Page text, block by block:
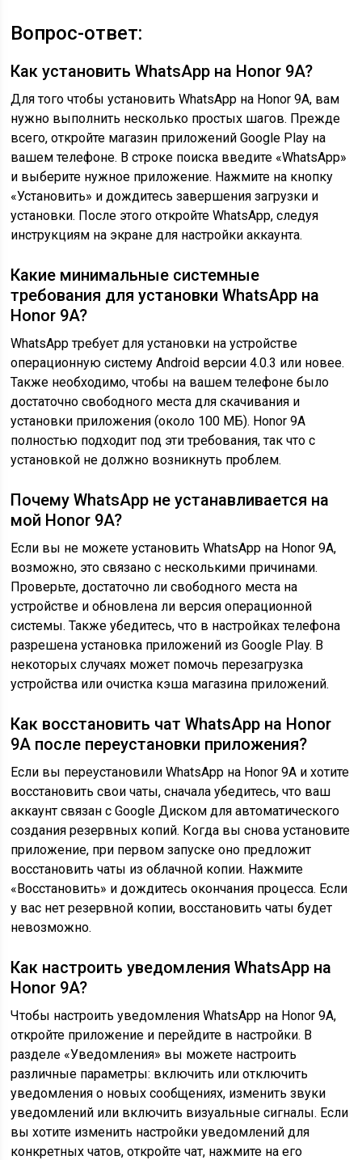
Вопрос-ответ:
Как установить WhatsApp на Honor 9A?
Для того чтобы установить WhatsApp на Honor 9A, вам
нужно выполнить несколько простых шагов. Прежде
всего, откройте магазин приложений Google Play на
вашем телефоне. В строке поиска введите «WhatsApp»
и выберите нужное приложение. Нажмите на кнопку
«Установить» и дождитесь завершения загрузки и
установки. После этого откройте WhatsApp, следуя
инструкциям на экране для настройки аккаунта.
Какие минимальные системные
требования для установки WhatsApp на
Honor 9A?
WhatsApp требует для установки на устройстве
операционную систему Android версии 4.0.3 или новее.
Также необходимо, чтобы на вашем телефоне было
достаточно свободного места для скачивания и
установки приложения (около 100 МБ). Honor 9A
полностью подходит под эти требования, так что с
установкой не должно возникнуть проблем.
Почему WhatsApp не устанавливается на
мой Honor 9A?
Если вы не можете установить WhatsApp на Honor 9A,
возможно, это связано с несколькими причинами.
Проверьте, достаточно ли свободного места на
устройстве и обновлена ли версия операционной
системы. Также убедитесь, что в настройках телефона
разрешена установка приложений из Google Play. В
некоторых случаях может помочь перезагрузка
устройства или очистка кэша магазина приложений.
Как восстановить чат WhatsApp на Honor
9A после переустановки приложения?
Если вы переустановили WhatsApp на Honor 9A и хотите
восстановить свои чаты, сначала убедитесь, что ваш
аккаунт связан с Google Диском для автоматического
создания резервных копий. Когда вы снова установите
приложение, при первом запуске оно предложит
восстановить чаты из облачной копии. Нажмите
«Восстановить» и дождитесь окончания процесса. Если
у вас нет резервной копии, восстановить чаты будет
невозможно.
Как настроить уведомления WhatsApp на
Honor 9A?
Чтобы настроить уведомления WhatsApp на Honor 9A,
откройте приложение и перейдите в настройки. В
разделе «Уведомления» вы можете настроить
различные параметры: включить или отключить
уведомления о новых сообщениях, изменить звуки
уведомлений или включить визуальные сигналы. Если
вы хотите изменить настройки уведомлений для
конкретных чатов, откройте чат, нажмите на его